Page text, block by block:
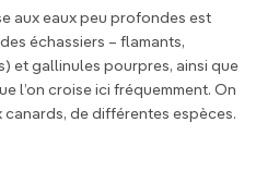
aux eaux peu profondes est
échassiers – flamants,
et gallinules pourpres, ainsi que
l’on croise ici fréquemment. On
de différentes espèces.